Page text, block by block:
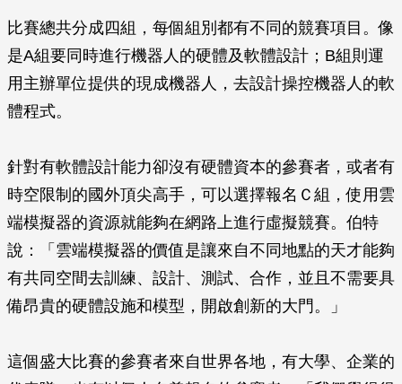
比賽總共分成四組，每個組別都有不同的競賽項目。像
是A組要同時進行機器人的硬體及軟體設計；B組則運
用主辦單位提供的現成機器人，去設計操控機器人的軟
體程式。
針對有軟體設計能力卻沒有硬體資本的參賽者，或者有
時空限制的國外頂尖高手，可以選擇報名Ｃ組，使用雲
端模擬器的資源就能夠在網路上進行虛擬競賽。伯特
說：「雲端模擬器的價值是讓來自不同地點的天才能夠
有共同空間去訓練、設計、測試、合作，並且不需要具
備昂貴的硬體設施和模型，開啟創新的大門。」
這個盛大比賽的參賽者來自世界各地，有大學、企業的